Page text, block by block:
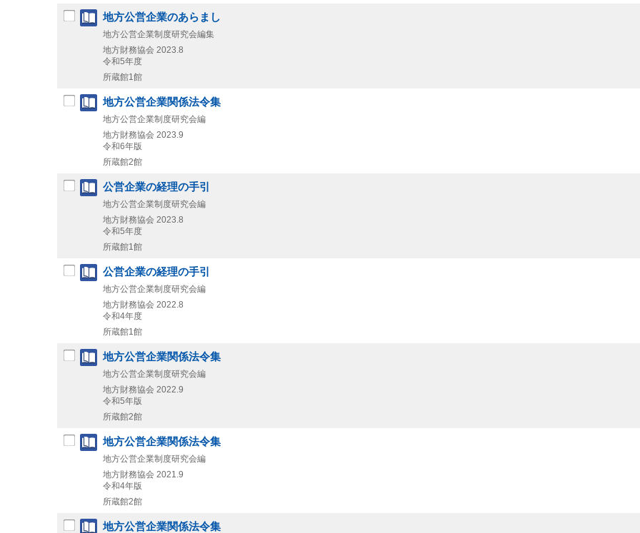
地方公営企業のあらまし
地方公営企業制度研究会編集
地方財務協会 2023.8
令和5年度
所蔵館1館
地方公営企業関係法令集
地方公営企業制度研究会編
地方財務協会 2023.9
令和6年版
所蔵館2館
公営企業の経理の手引
地方公営企業制度研究会編
地方財務協会 2023.8
令和5年度
所蔵館1館
公営企業の経理の手引
地方公営企業制度研究会編
地方財務協会 2022.8
令和4年度
所蔵館1館
地方公営企業関係法令集
地方公営企業制度研究会編
地方財務協会 2022.9
令和5年版
所蔵館2館
地方公営企業関係法令集
地方公営企業制度研究会編
地方財務協会 2021.9
令和4年版
所蔵館2館
地方公営企業関係法令集